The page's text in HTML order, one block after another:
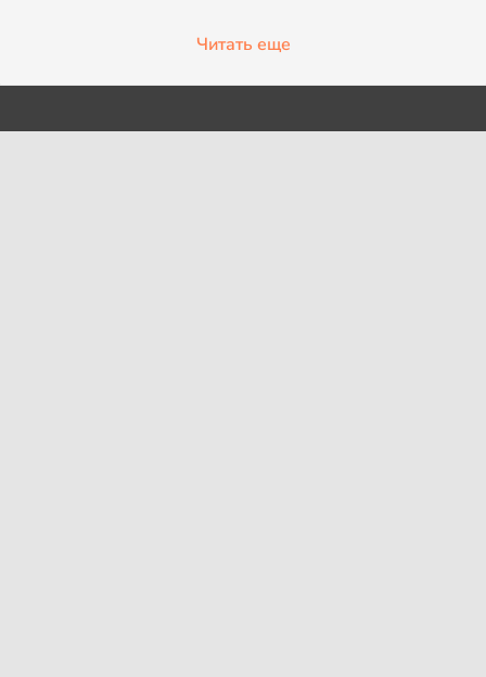
Читать еще